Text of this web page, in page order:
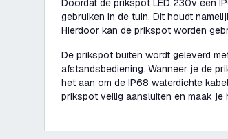
Doordat de prikspot LED 230v een
gebruiken in de tuin. Dit houdt
Hierdoor kan de prikspot worden
De prikspot buiten wordt geleverd
afstandsbediening. Wanneer je de
het aan om de IP68 waterdichte
prikspot veilig aansluiten en maak